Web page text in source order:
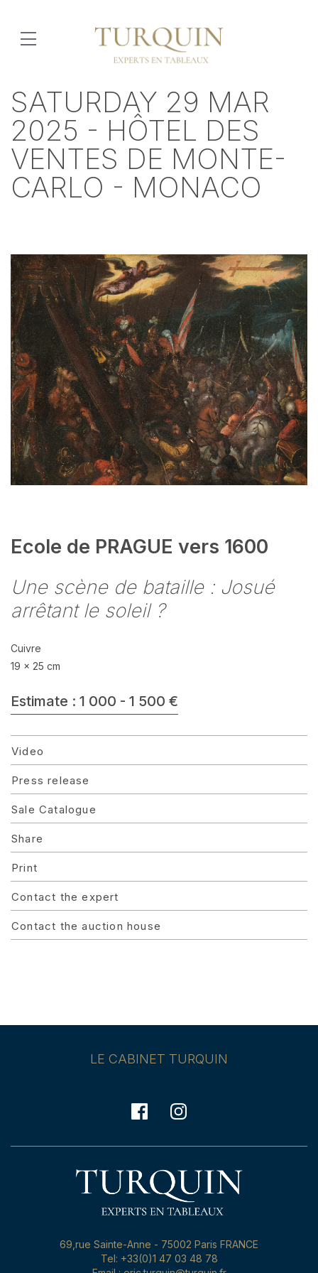
SATURDAY 29 MAR
2025 - HÔTEL DES
VENTES DE MONTE-
CARLO - MONACO
Ecole de PRAGUE vers 1600
Une scène de bataille : Josué
arrêtant le soleil ?
Cuivre
19 x 25 cm
Estimate : 1 000 - 1 500 €
Video
Press release
Sale Catalogue
Share
Print
Contact the expert
Contact the auction house
LE CABINET TURQUIN
69,rue Sainte-Anne - 75002 Paris FRANCE
Tel: +33(0)1 47 03 48 78